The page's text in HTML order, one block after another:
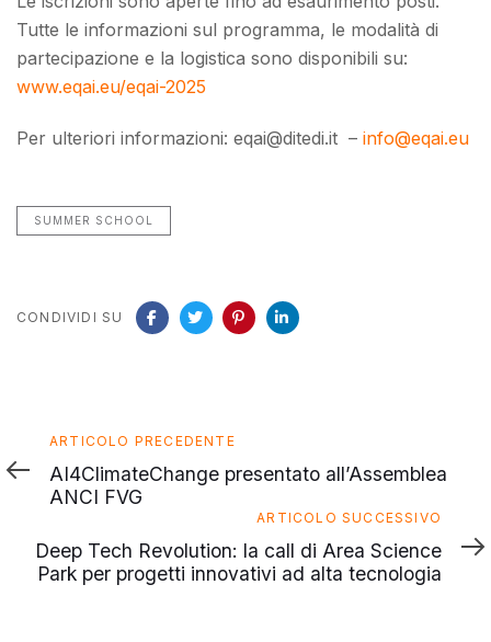
Tutte le informazioni sul programma, le modalità di
partecipazione e la logistica sono disponibili su:
www.eqai.eu/eqai-2025
Per ulteriori informazioni: eqai@ditedi.it – info@eqai.eu
SUMMER SCHOOL
CONDIVIDI SU
Articolo
precedente
ARTICOLO PRECEDENTE
AI4ClimateChange presentato all’Assemblea
ANCI FVG
successivo
ARTICOLO SUCCESSIVO
Deep Tech Revolution: la call di Area Science
Park per progetti innovativi ad alta tecnologia